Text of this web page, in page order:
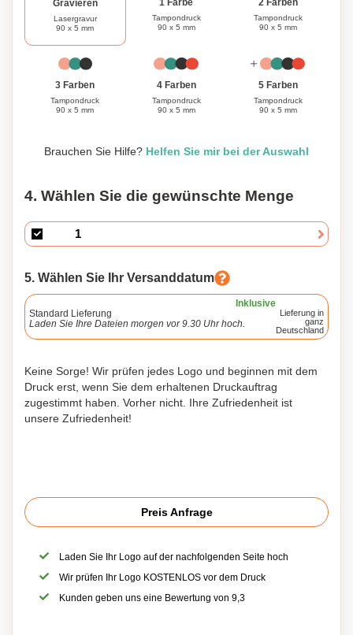
Gravieren
Lasergravur
90 x 5 mm
1 Farbe
Tampondruck
90 x 5 mm
2 Farben
Tampondruck
90 x 5 mm
3 Farben
Tampondruck
90 x 5 mm
4 Farben
Tampondruck
90 x 5 mm
5 Farben
Tampondruck
90 x 5 mm
Brauchen Sie Hilfe? Helfen Sie mir bei der Auswahl
4. Wählen Sie die gewünschte Menge
5. Wählen Sie Ihr Versanddatum
Inklusive
Standard Lieferung
Laden Sie Ihre Dateien morgen vor 9.30 Uhr hoch.
Lieferung in
ganz
Deutschland
Keine Sorge! Wir prüfen jedes Logo und beginnen mit dem
Druck erst, wenn Sie dem erhaltenen Druckauftrag
zugestimmt haben. Vorher nicht. Ihre Zufriedenheit ist
unsere Zufriedenheit!
Preis Anfrage
Laden Sie Ihr Logo auf der nachfolgenden Seite hoch
Wir prüfen Ihr Logo KOSTENLOS vor dem Druck
Kunden geben uns eine Bewertung von 9,3